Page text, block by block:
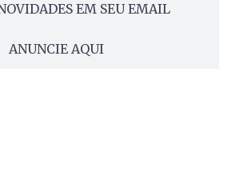
EM SEU EMAIL
ANUNCIE AQUI